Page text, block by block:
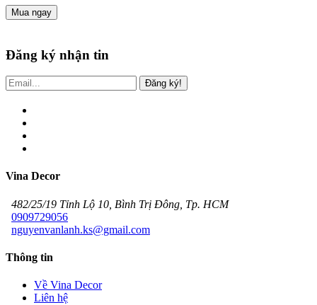
Mua ngay
Đăng ký nhận tin
Đăng ký!
Vina Decor
482/25/19 Tỉnh Lộ 10, Bình Trị Đông, Tp. HCM
0909729056
nguyenvanlanh.ks@gmail.com
Thông tin
Về Vina Decor
Liên hệ